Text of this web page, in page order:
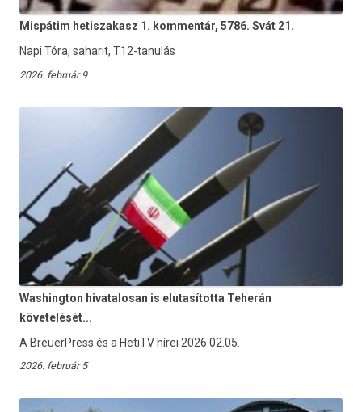
Mispátim hetiszakasz 1. kommentár, 5786. Svát 21.
Napi Tóra, saharit, T12-tanulás
2026. február 9
Washington hivatalosan is elutasította Teherán
követelését...
A BreuerPress és a HetiTV hírei 2026.02.05.
2026. február 5